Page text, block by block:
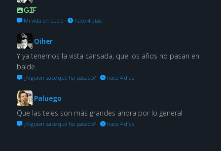
GIF
Mi vida en bucle· hace 4 días
Oiher
Y ya tenemos la vista cansada, que los años no pasan en
balde.
¿Alguien sabe qué ha pasado?· hace 4 días
Paluego
Que las teles son más grandes ahora por lo general
¿Alguien sabe qué ha pasado?· hace 4 días